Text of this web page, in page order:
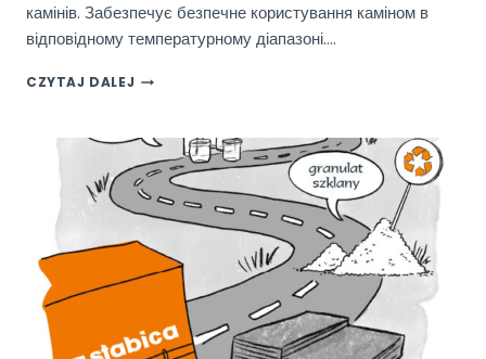
камінів. Забезпечує безпечне користування каміном в
відповідному температурному діапазоні….
CZYTAJ DALEJ ВІДКРИТИ
КОМПОНЕНТИ
ВСІЄЇ
КАМІННОЇ
СИСТЕМИ
STABICA